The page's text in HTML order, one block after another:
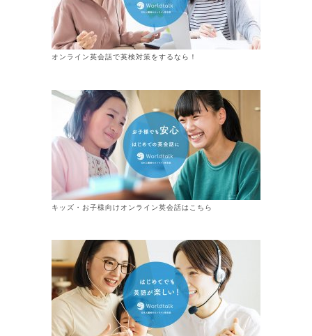
オンライン英会話で英検対策をするなら！
キッズ・お子様向けオンライン英会話はこちら